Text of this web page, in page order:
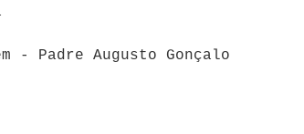
- Padre Augusto Gonçalo